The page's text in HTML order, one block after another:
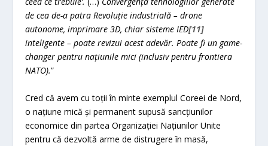
de cea de-a patra Revoluție industrială – drone
autonome, imprimare 3D, chiar sisteme IED[11]
inteligente – poate revizui acest adevăr. Poate fi un game-
changer pentru națiunile mici (inclusiv pentru frontiera
NATO).”
Cred că avem cu toții în minte exemplul Coreei de Nord,
o națiune mică și permanent supusă sancțiunilor
economice din partea Organizației Națiunilor Unite
pentru că dezvoltă arme de distrugere în masă,